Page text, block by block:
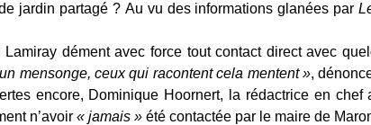
jardin partagé ? Au vu des informations glanées par
Lamiray dément avec force tout contact direct avec
mensonge, ceux qui racontent cela mentent »,
encore, Dominique Hoornert, la rédactrice en chef
n’avoir « jamais » été contactée par le maire de